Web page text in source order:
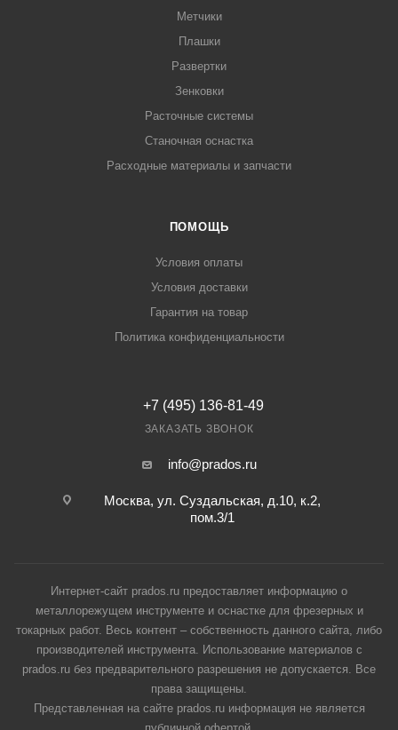
Метчики
Плашки
Развертки
Зенковки
Расточные системы
Станочная оснастка
Расходные материалы и запчасти
ПОМОЩЬ
Условия оплаты
Условия доставки
Гарантия на товар
Политика конфиденциальности
+7 (495) 136-81-49
ЗАКАЗАТЬ ЗВОНОК
info@prados.ru
Москва, ул. Суздальская, д.10, к.2,
пом.3/1
Интернет-сайт prados.ru предоставляет информацию о
металлорежущем инструменте и оснастке для фрезерных и
токарных работ. Весь контент – собственность данного сайта, либо
производителей инструмента. Использование материалов с
prados.ru без предварительного разрешения не допускается. Все
права защищены.
Представленная на сайте prados.ru информация не является